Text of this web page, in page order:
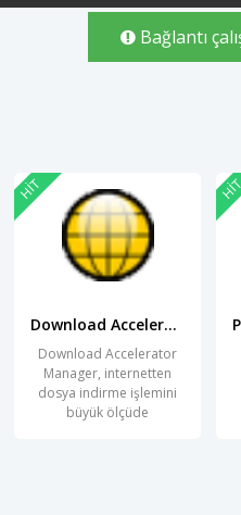
Bağlantı
Download Accelerator Manager
Download Accelerator
Manager, internetten
dosya indirme işlemini
büyük ölçüde
HIT